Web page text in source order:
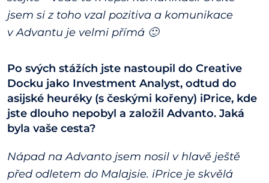
jsem si z toho vzal pozitiva a komunikace
v Advantu je velmi přímá 🙂
Po svých stážích jste nastoupil do Creative
Docku jako Investment Analyst, odtud do
asijské heuréky (s českými kořeny) iPrice, kde
jste dlouho nepobyl a založil Advanto. Jaká
byla vaše cesta?
Nápad na Advanto jsem nosil v hlavě ještě
před odletem do Malajsie. iPrice je skvělá